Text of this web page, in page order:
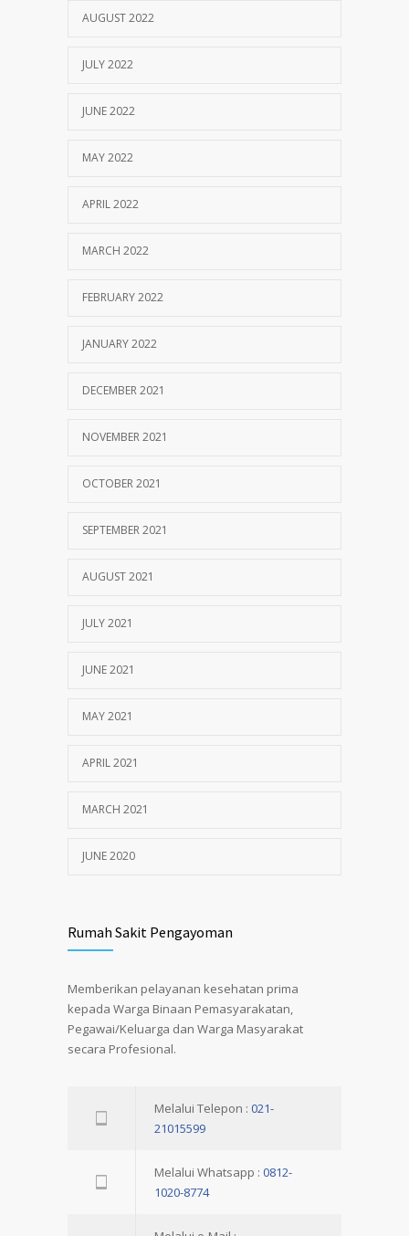
AUGUST 2022
JULY 2022
JUNE 2022
MAY 2022
APRIL 2022
MARCH 2022
FEBRUARY 2022
JANUARY 2022
DECEMBER 2021
NOVEMBER 2021
OCTOBER 2021
SEPTEMBER 2021
AUGUST 2021
JULY 2021
JUNE 2021
MAY 2021
APRIL 2021
MARCH 2021
JUNE 2020
Rumah Sakit Pengayoman
Memberikan pelayanan kesehatan prima
kepada Warga Binaan Pemasyarakatan,
Pegawai/Keluarga dan Warga Masyarakat
secara Profesional.
Melalui Telepon : 021-
21015599
Melalui Whatsapp : 0812-
1020-8774